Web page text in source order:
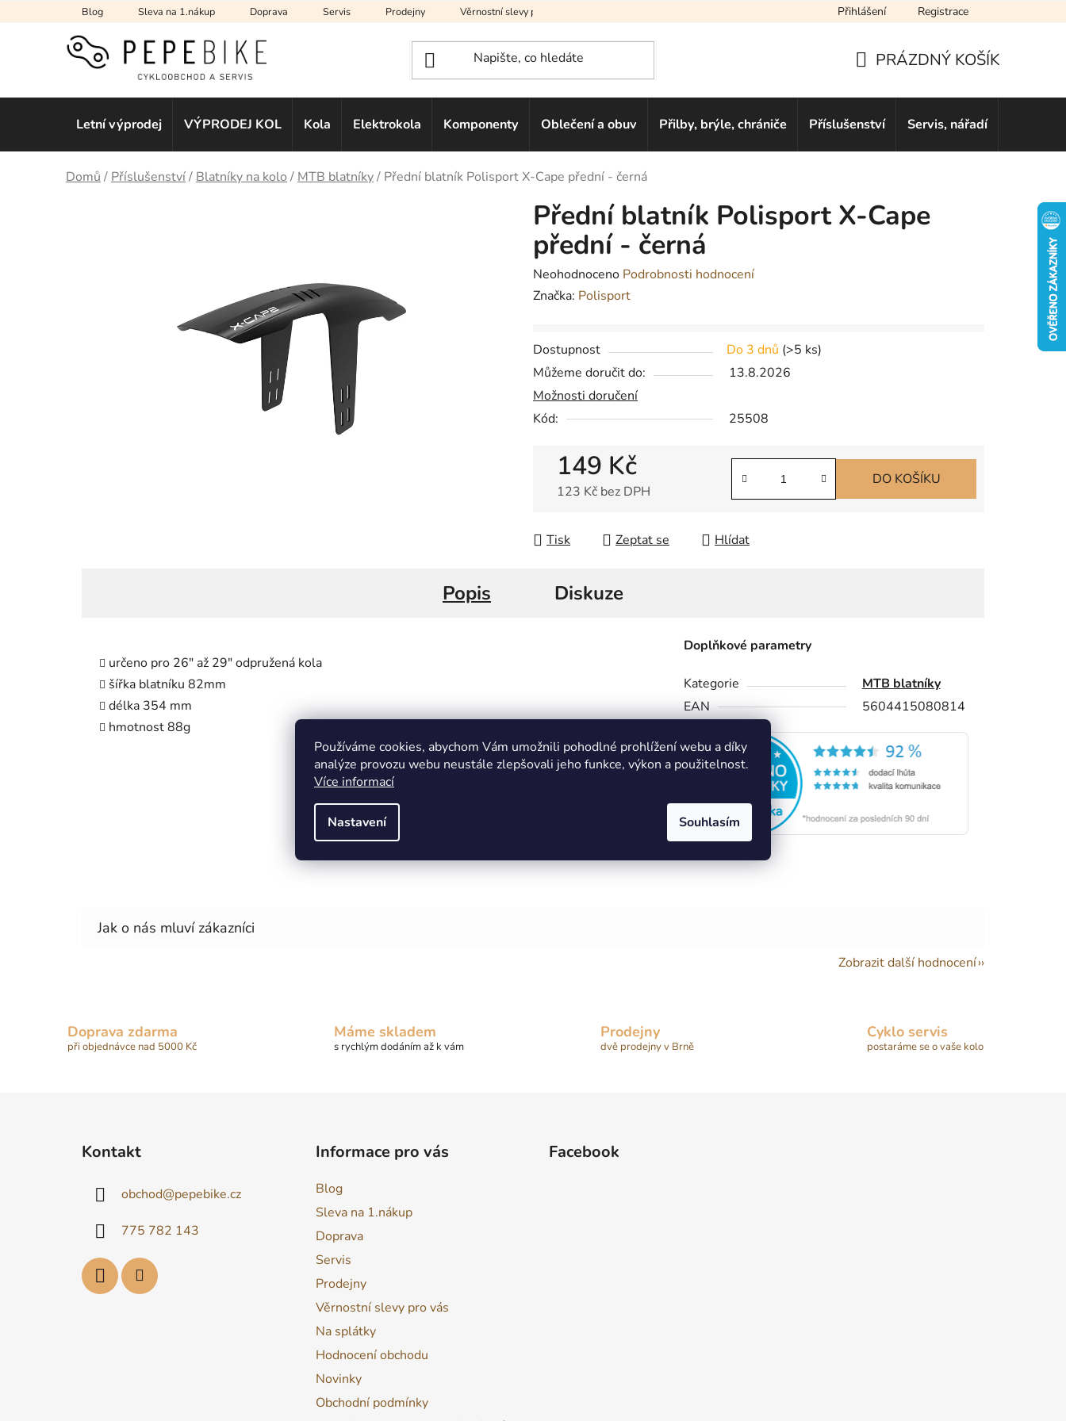
Používáme cookies, abychom Vám umožnili pohodlné prohlížení webu a díky
analýze provozu webu neustále zlepšovali jeho funkce, výkon a použitelnost.
Více informací
Nastavení Souhlasím
na
Blog Sleva na 1.nákup Doprava Servis Prodejny Věrnostní slevy pro vás Obchodní podmínky
Přihlášení Registrace
KOŠÍK
PRÁZDNÝ KOŠÍK
Letní výprodej VÝPRODEJ KOL Kola Elektrokola Komponenty Oblečení a obuv Přilby, brýle, chrániče Příslušenství Servis, nářadí
Domů / Příslušenství/ Blatníky na kolo / MTB blatníky/ Přední blatník Polisport X-Cape přední - černá
Přední blatník Polisport X-Cape
přední - černá
Průměrné
hodnocení
0,0
z
5
hvězdiček.
Neohodnoceno Podrobnosti hodnocení
Značka: Polisport
Dostupnost Do 3 dnů (>5 ks)
Můžeme doručit do:
13.8.2026
Možnosti doručení
Kód:
25508
149 Kč
123 Kč bez DPH
DO KOŠÍKU
Tisk Zeptat se Hlídat
Popis Diskuze
určeno pro 26" až 29" odpružená kola
šířka blatníku 82mm
délka 354 mm
hmotnost 88g
Doplňkové parametry
Kategorie
MTB blatníky
EAN
5604415080814
Zobrazit další hodnocení
Doprava zdarma
při objednávce nad 5000 Kč
Máme skladem
s rychlým dodáním až k vám
Prodejny
dvě prodejny v Brně
Cyklo servis
postaráme se o vaše kolo
Kontakt
obchod@pepebike.cz
775 782 143
Informace pro vás
Blog
Sleva na 1.nákup
Doprava
Servis
Prodejny
Věrnostní slevy pro vás
Na splátky
Hodnocení obchodu
Novinky
Obchodní podmínky
Facebook